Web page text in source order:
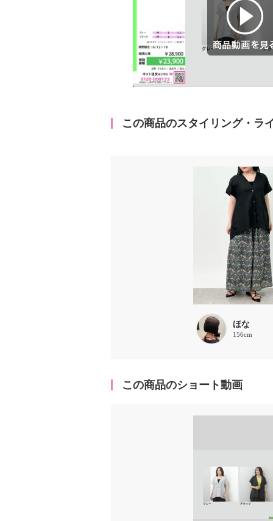
この商品のスタイリング・ラ
ほな
156cm
この商品のショート動画